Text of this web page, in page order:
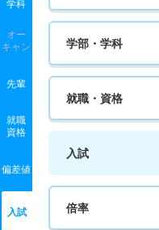
学科
オー
キャン
先輩
就職
資格
偏差値
入試
学部・学科
就職・資格
入試
倍率